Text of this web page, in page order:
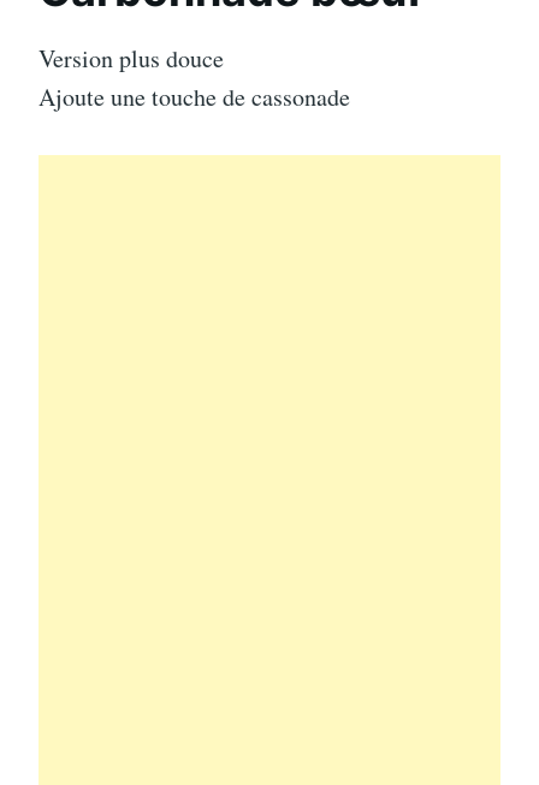
Version plus douce
Ajoute une touche de cassonade